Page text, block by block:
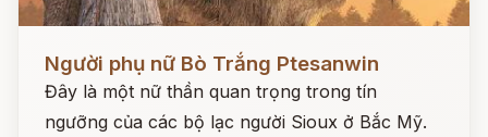
Người phụ nữ Bò Trắng Ptesanwin
Đây là một nữ thần quan trọng trong tín
ngưỡng của các bộ lạc người Sioux ở Bắc Mỹ.